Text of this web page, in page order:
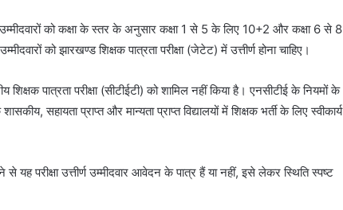
उम्मीदवारों को कक्षा के स्तर के अनुसार कक्षा 1 से 5 के लिए 10+2 और कक्षा 6 से 8
को झारखण्ड शिक्षक पात्रता परीक्षा (जेटेट) में उत्तीर्ण होना चाहिए।
पात्रता परीक्षा (सीटीईटी) को शामिल नहीं किया है। एनसीटीई के नियमों के
सहायता प्राप्त और मान्यता प्राप्त विद्यालयों में शिक्षक भर्ती के लिए स्वीकार्य
यह परीक्षा उत्तीर्ण उम्मीदवार आवेदन के पात्र हैं या नहीं, इसे लेकर स्थिति स्पष्ट